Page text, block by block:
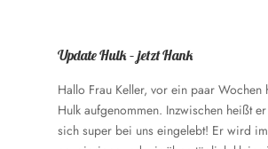
Update Hulk – jetzt Hank
Hallo Frau Keller, vor ein paar Wochen
Hulk aufgenommen. Inzwischen heißt
sich super bei uns eingelebt! Er wird